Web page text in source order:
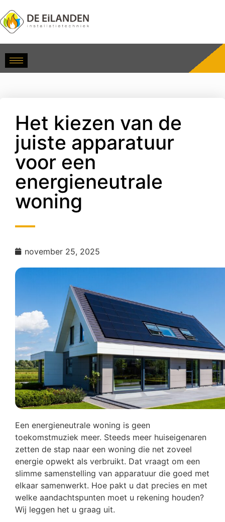
Het kiezen van de
juiste apparatuur
voor een
energieneutrale
woning
november 25, 2025
Een energieneutrale woning is geen
toekomstmuziek meer. Steeds meer huiseigenaren
zetten de stap naar een woning die net zoveel
energie opwekt als verbruikt. Dat vraagt om een
slimme samenstelling van apparatuur die goed met
elkaar samenwerkt. Hoe pakt u dat precies en met
welke aandachtspunten moet u rekening houden?
Wij leggen het u graag uit.